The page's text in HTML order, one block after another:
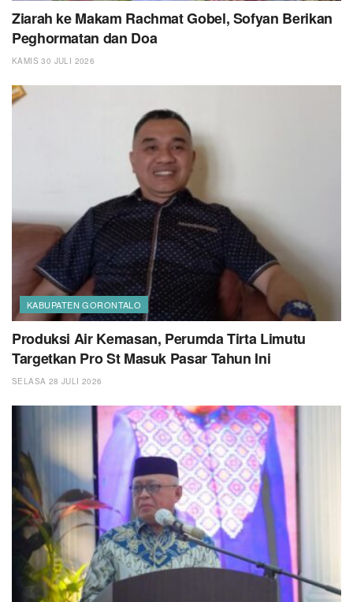
Ziarah ke Makam Rachmat Gobel, Sofyan Berikan
Peghormatan dan Doa
KAMIS 30 JULI 2026
KABUPATEN GORONTALO
Produksi Air Kemasan, Perumda Tirta Limutu
Targetkan Pro St Masuk Pasar Tahun Ini
SELASA 28 JULI 2026